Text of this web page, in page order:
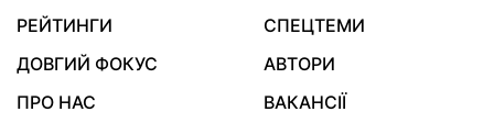
РЕЙТИНГИ
СПЕЦТЕМИ
ДОВГИЙ ФОКУС
АВТОРИ
ПРО НАС
ВАКАНСІЇ